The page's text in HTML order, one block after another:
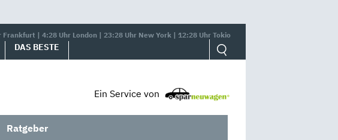
Frankfurt | 4:28 Uhr London | 23:28 Uhr New York | 12:28 Uhr Tokio
DAS BESTE
Ein Service von
Ratgeber